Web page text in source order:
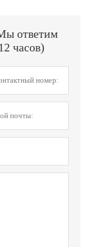
ответим
часов)